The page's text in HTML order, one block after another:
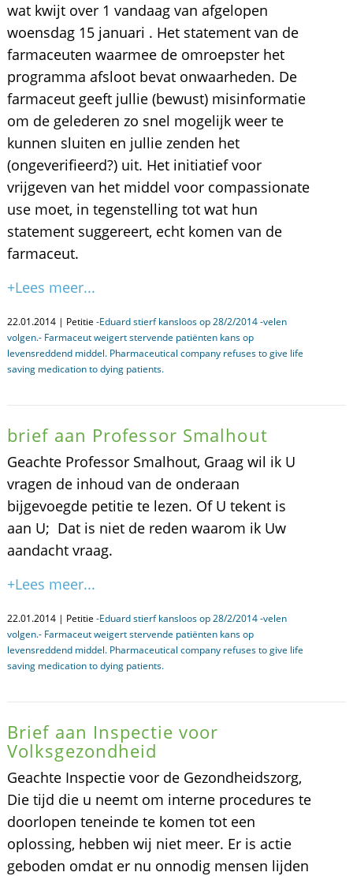
wat kwijt over 1 vandaag van afgelopen
woensdag 15 januari . Het statement van de
farmaceuten waarmee de omroepster het
programma afsloot bevat onwaarheden. De
farmaceut geeft jullie (bewust) misinformatie
om de gelederen zo snel mogelijk weer te
kunnen sluiten en jullie zenden het
(ongeverifieerd?) uit. Het initiatief voor
vrijgeven van het middel voor compassionate
use moet, in tegenstelling tot wat hun
statement suggereert, echt komen van de
farmaceut.
+Lees meer...
22.01.2014 | Petitie -Eduard stierf kansloos op 28/2/2014 -velen
volgen.- Farmaceut weigert stervende patiënten kans op
levensreddend middel. Pharmaceutical company refuses to give life
saving medication to dying patients.
brief aan Professor Smalhout
Geachte Professor Smalhout, Graag wil ik U
vragen de inhoud van de onderaan
bijgevoegde petitie te lezen. Of U tekent is
aan U; Dat is niet de reden waarom ik Uw
aandacht vraag.
+Lees meer...
22.01.2014 | Petitie -Eduard stierf kansloos op 28/2/2014 -velen
volgen.- Farmaceut weigert stervende patiënten kans op
levensreddend middel. Pharmaceutical company refuses to give life
saving medication to dying patients.
Brief aan Inspectie voor
Volksgezondheid
Geachte Inspectie voor de Gezondheidszorg,
Die tijd die u neemt om interne procedures te
doorlopen teneinde te komen tot een
oplossing, hebben wij niet meer. Er is actie
geboden omdat er nu onnodig mensen lijden